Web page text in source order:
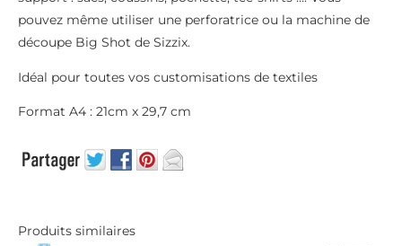
pouvez même utiliser une perforatrice ou la machine de
découpe Big Shot de Sizzix.
Idéal pour toutes vos customisations de textiles
Format A4 : 21cm x 29,7 cm
Produits similaires